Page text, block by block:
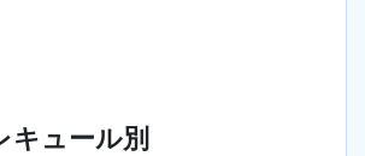
キュール別